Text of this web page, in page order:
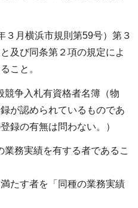
３月横浜市規則第59号）第３
及び同条第２項の規定によ
こと。
競争入札有資格者名簿（物
が認められているものであ
録の有無は問わない。）
務実績を有する者であるこ
たす者を「同種の業務実績